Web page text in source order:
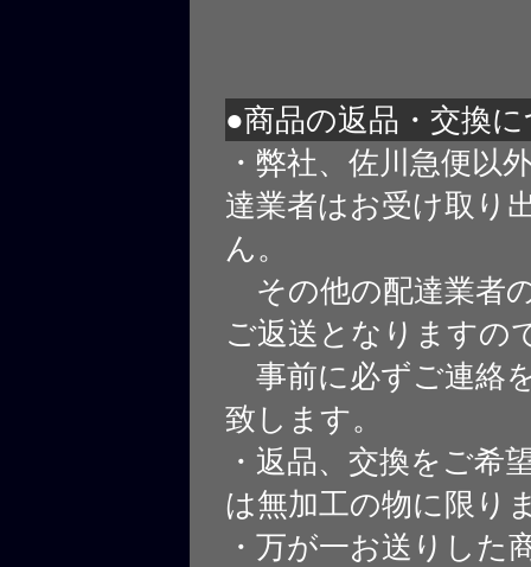
●商品の返品・交換
・弊社、佐川急便以
達業者はお受け取り
ん。
その他の配達業者
ご返送となりますの
事前に必ずご連絡
致します。
・返品、交換をご希
は無加工の物に限り
・万が一お送りした